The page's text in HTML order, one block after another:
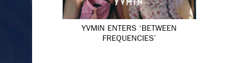
YVMIN ENTERS ‘BETWEEN
FREQUENCIES’